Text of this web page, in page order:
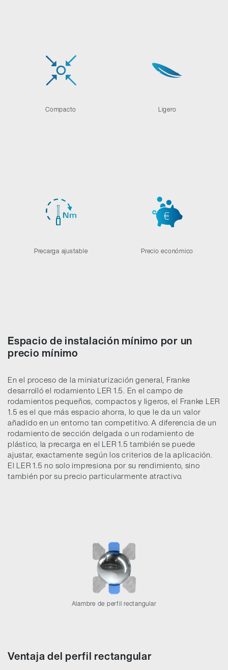
Compacto Ligero
Precarga ajustable Precio económico
Espacio de instalación mínimo por un
precio mínimo
En el proceso de la miniaturización general, Franke
desarrolló el rodamiento LER 1.5. En el campo de
rodamientos pequeños, compactos y ligeros, el Franke LER
1.5 es el que más espacio ahorra, lo que le da un valor
añadido en un entorno tan competitivo. A diferencia de un
rodamiento de sección delgada o un rodamiento de
plástico, la precarga en el LER 1.5 también se puede
ajustar, exactamente según los criterios de la aplicación.
El LER 1.5 no solo impresiona por su rendimiento, sino
también por su precio particularmente atractivo.
Alambre de perfil rectangular
Ventaja del perfil rectangular